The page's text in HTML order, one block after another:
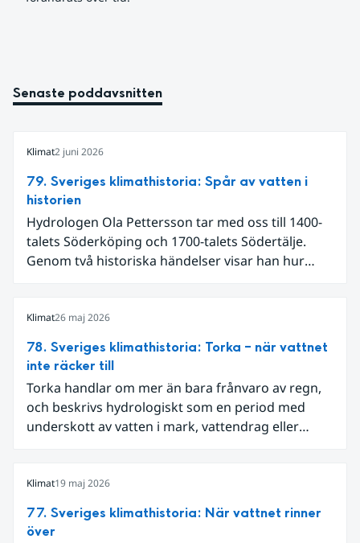
Senaste poddavsnitten
Klimat2 juni 2026
79. Sveriges klimathistoria: Spår av vatten i
historien
Hydrologen Ola Pettersson tar med oss till 1400-
talets Söderköping och 1700-talets Södertälje.
Genom två historiska händelser visar han hur
Klimat26 maj 2026
78. Sveriges klimathistoria: Torka – när vattnet
inte räcker till
Torka handlar om mer än bara frånvaro av regn,
och beskrivs hydrologiskt som en period med
underskott av vatten i mark, vattendrag eller
markfukt och flöden.
Klimat19 maj 2026
77. Sveriges klimathistoria: När vattnet rinner
över